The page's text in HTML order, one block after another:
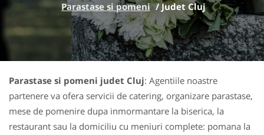
Parastase si pomeni /Judet Cluj
Parastase si pomeni judet Cluj: Agentiile noastre
partenere va ofera servicii de catering, organizare parastase,
mese de pomenire dupa inmormantare la biserica, la
restaurant sau la domiciliu cu meniuri complete: pomana la